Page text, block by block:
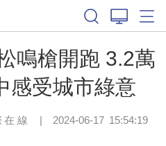
鳴槍開跑 3.2萬
感受城市綠意
在線 | 2024-06-17 15:54:19